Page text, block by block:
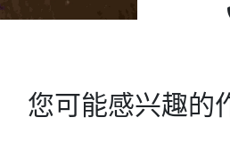
您可能感兴趣的